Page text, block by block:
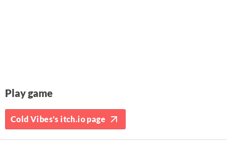
Play game
Cold Vibes's itch.io page